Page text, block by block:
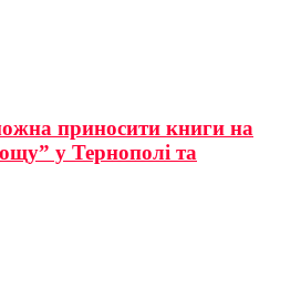
приносити книги на
у Тернополі та